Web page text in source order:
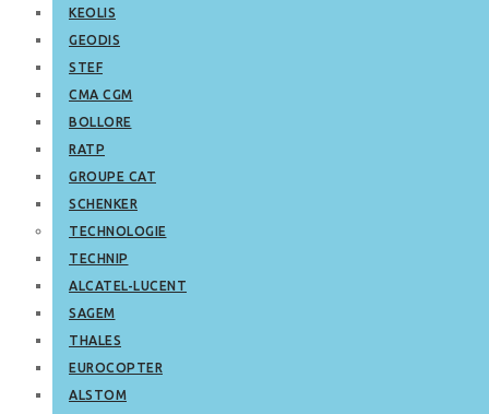
KEOLIS
GEODIS
STEF
CMA CGM
BOLLORE
RATP
GROUPE CAT
SCHENKER
TECHNOLOGIE
TECHNIP
ALCATEL-LUCENT
SAGEM
THALES
EUROCOPTER
ALSTOM